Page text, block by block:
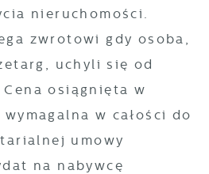
nieruchomości.
zwrotowi gdy osoba,
uchyli się od
osiągnięta w
w całości do
umowy
na nabywcę